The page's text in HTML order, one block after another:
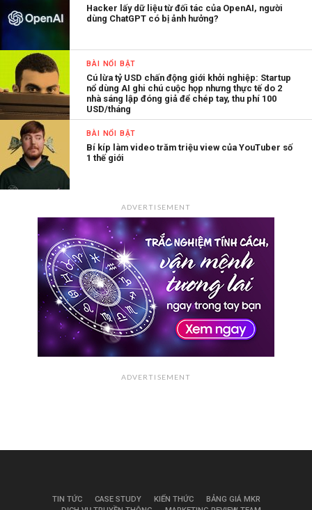
Hacker lấy dữ liệu từ đối tác của OpenAI, người
dùng ChatGPT có bị ảnh hưởng?
BÀI NỔI BẬT
Cú lừa tỷ USD chấn động giới khởi nghiệp: Startup
nổ dùng AI ghi chú cuộc họp nhưng thực tế do 2
nhà sáng lập đóng giả để chép tay, thu phí 100
USD/tháng
BÀI NỔI BẬT
Bí kíp làm video trăm triệu view của YouTuber số
1 thế giới
ADVERTISEMENT
ADVERTISEMENT
TIN TỨC CASE STUDY KIẾN THỨC
BẢNG GIÁ MKR